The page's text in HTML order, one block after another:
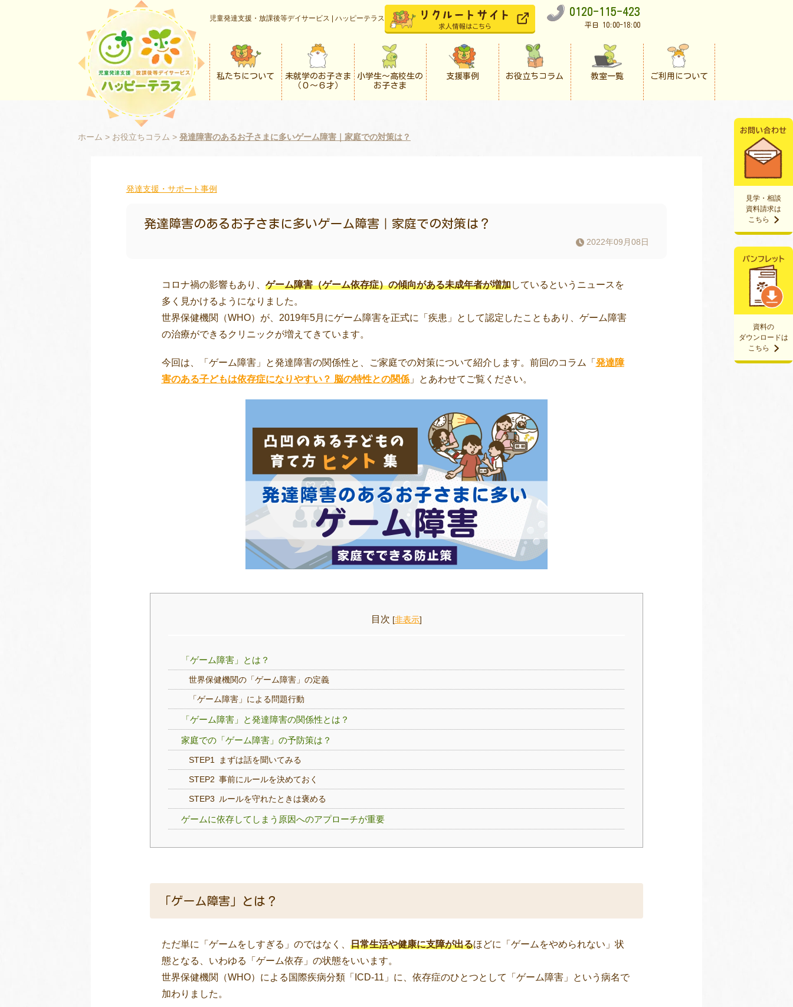
児童発達支援・放課後等デイサービス | ハッピーテラス
0120-115-423
平日 10:00-18:00
私たちについて
未就学のお子さま
（０〜６才）
小学生〜高校生の
お子さま
支援事例 お役立ちコラム 教室一覧 ご利用について
資料の
ダウンロードは
こちら
見学・相談
資料請求は
こちら
ホーム > お役立ちコラム > 発達障害のあるお子さまに多いゲーム障害｜家庭での対策は？
発達支援・サポート事例
発達障害のあるお子さまに多いゲーム障害｜家庭での対策は？
2022年09月08日
コロナ禍の影響もあり、 ゲーム障害（ゲーム依存症）の傾向がある未成年者が増加しているというニュースを
多く見かけるようになりました。
世界保健機関（WHO）が、2019年5月にゲーム障害を正式に「疾患」として認定したこともあり、ゲーム障害
の治療ができるクリニックが増えてきています。
今回は、「ゲーム障害」と発達障害の関係性と、ご家庭での対策について紹介します。前回のコラム「 発達障
害のある子どもは依存症になりやすい？ 脳の特性との関係」とあわせてご覧ください。
目次 [非表示]
「ゲーム障害」とは？
世界保健機関の「ゲーム障害」の定義
「ゲーム障害」による問題行動
「ゲーム障害」と発達障害の関係性とは？
家庭での「ゲーム障害」の予防策は？
STEP1 まずは話を聞いてみる
STEP2 事前にルールを決めておく
STEP3 ルールを守れたときは褒める
ゲームに依存してしまう原因へのアプローチが重要
「ゲーム障害」とは？
ただ単に「ゲームをしすぎる」のではなく、 日常生活や健康に支障が出るほどに「ゲームをやめられない」状
態となる、いわゆる「ゲーム依存」の状態をいいます。
世界保健機関（WHO）による国際疾病分類「ICD-11」に、依存症のひとつとして「ゲーム障害」という病名で
加わりました。